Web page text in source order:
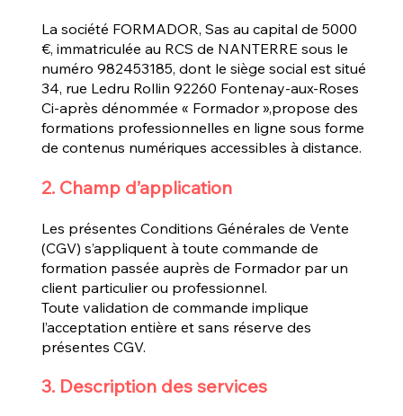
La société FORMADOR, Sas au capital de 5000
€, immatriculée au RCS de NANTERRE sous le
numéro 982453185, dont le siège social est situé
34, rue Ledru Rollin 92260 Fontenay-aux-Roses
Ci-après dénommée « Formador »,propose des
formations professionnelles en ligne sous forme
de contenus numériques accessibles à distance.
2. Champ d’application
Les présentes Conditions Générales de Vente
(CGV) s’appliquent à toute commande de
formation passée auprès de Formador par un
client particulier ou professionnel.
Toute validation de commande implique
l’acceptation entière et sans réserve des
présentes CGV.
3. Description des services